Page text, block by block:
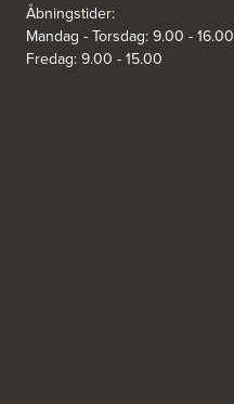
Åbningstider:
Mandag - Torsdag: 9.00 - 16.00
Fredag: 9.00 - 15.00